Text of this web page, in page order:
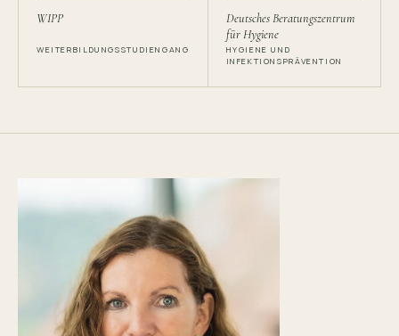
WIPP
WEITERBILDUNGSSTUDIENGANG
Deutsches Beratungszentrum
für Hygiene
HYGIENE UND
INFEKTIONSPRÄVENTION